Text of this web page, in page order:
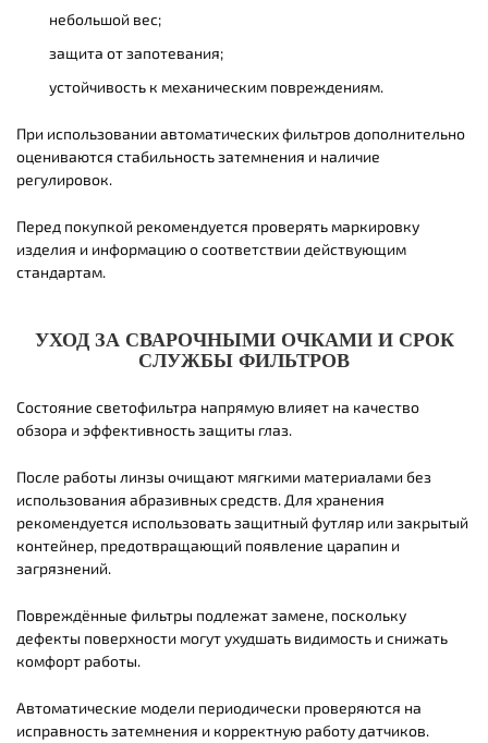
небольшой вес;
защита от запотевания;
устойчивость к механическим повреждениям.
При использовании автоматических фильтров дополнительно
оцениваются стабильность затемнения и наличие
регулировок.
Перед покупкой рекомендуется проверять маркировку
изделия и информацию о соответствии действующим
стандартам.
УХОД ЗА СВАРОЧНЫМИ ОЧКАМИ И СРОК
СЛУЖБЫ ФИЛЬТРОВ
Состояние светофильтра напрямую влияет на качество
обзора и эффективность защиты глаз.
После работы линзы очищают мягкими материалами без
использования абразивных средств. Для хранения
рекомендуется использовать защитный футляр или закрытый
контейнер, предотвращающий появление царапин и
загрязнений.
Повреждённые фильтры подлежат замене, поскольку
дефекты поверхности могут ухудшать видимость и снижать
комфорт работы.
Автоматические модели периодически проверяются на
исправность затемнения и корректную работу датчиков.